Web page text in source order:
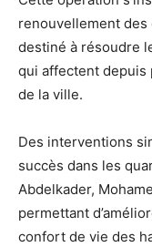
renouvellement des
destiné à résoudre
qui affectent
de la ville.
Des interventions
succès dans les
Abdelkader,
permettant
confort de vie des